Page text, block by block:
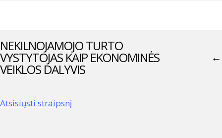
NEKILNOJAMOJO TURTO
VYSTYTOJAS KAIP EKONOMINĖS
VEIKLOS DALYVIS
←
Atsisiųsti straipsnį